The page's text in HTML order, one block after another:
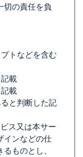
切の責任を負
トなどを含む
載
載
と判断した記
ス又は本サー
インなどの仕
ものとし、